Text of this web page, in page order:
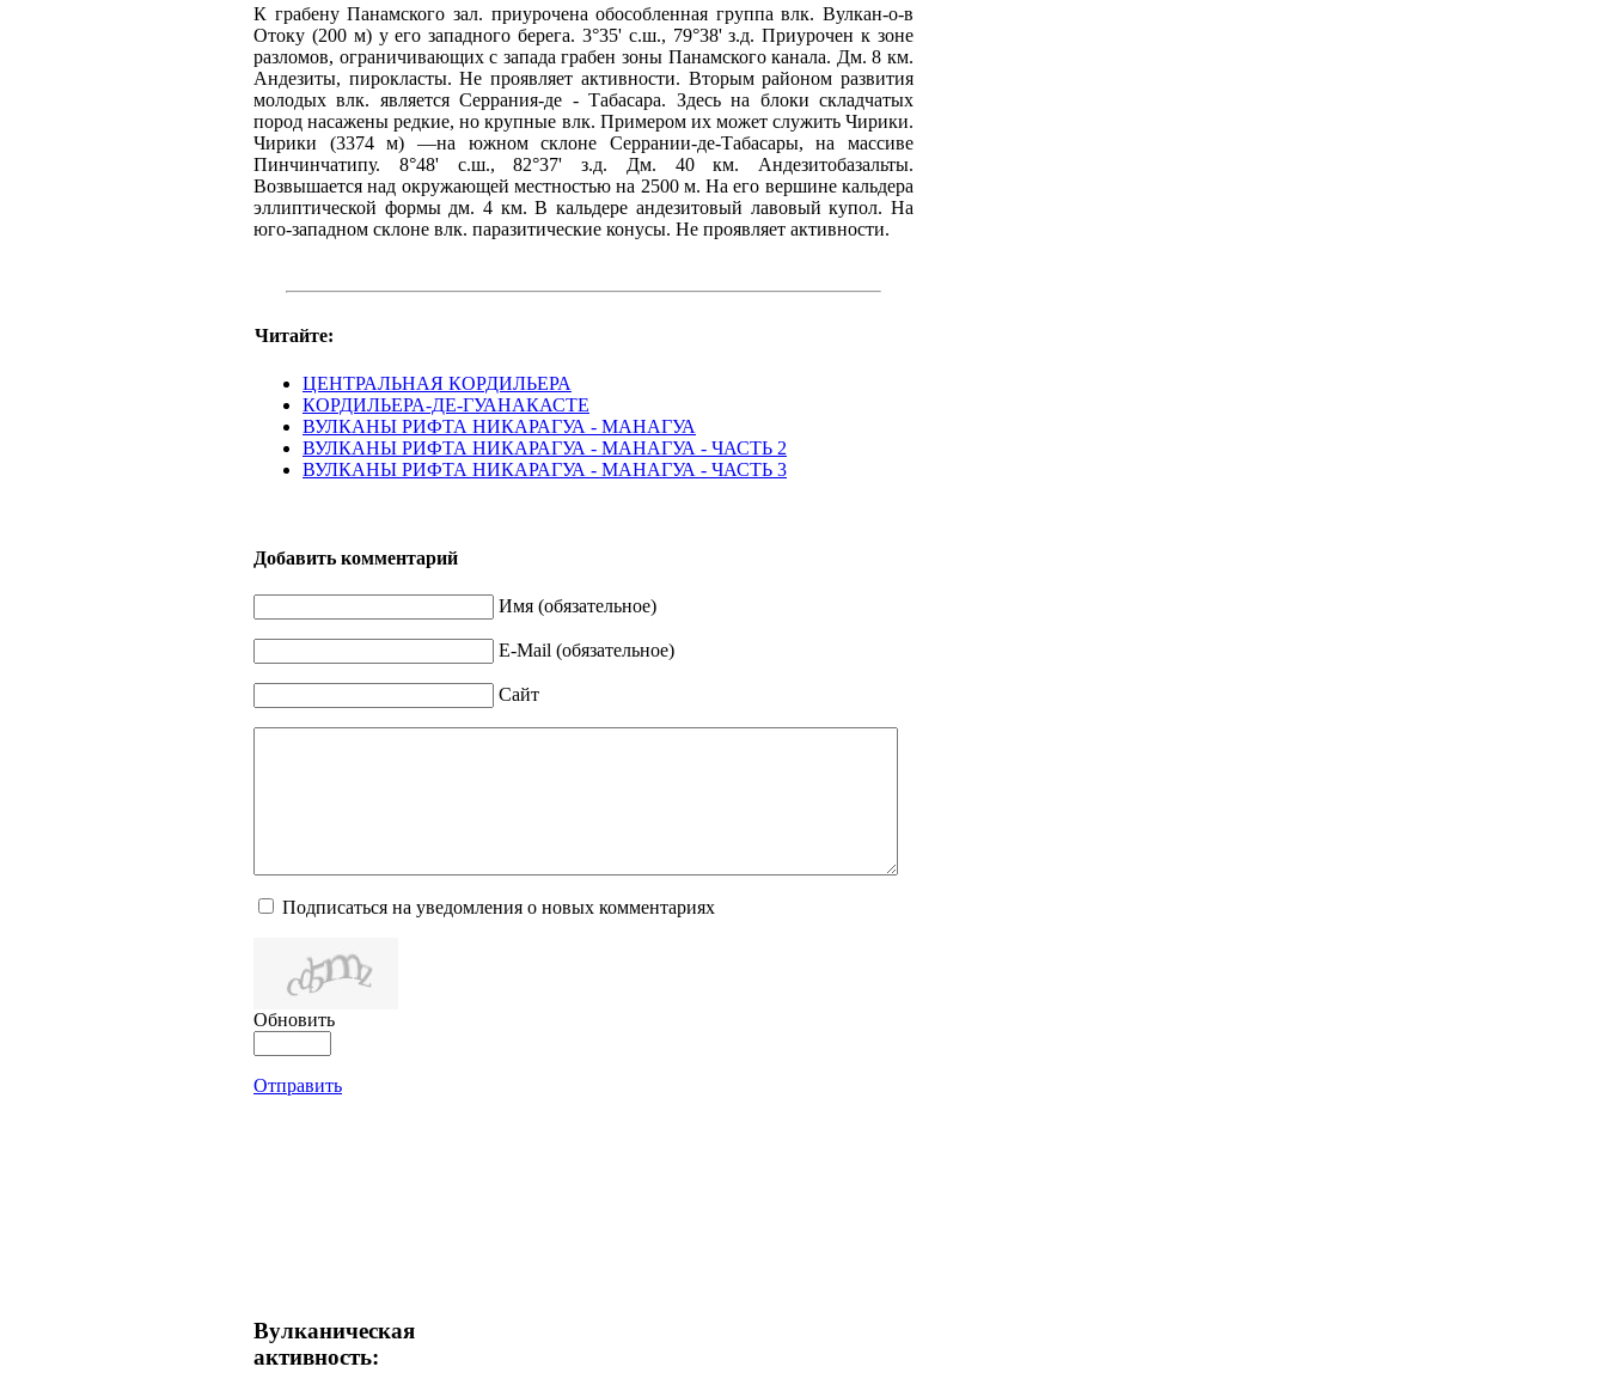
К грабену Панамского зал. приурочена обособленная группа влк. Вулкан-о-в
Отоку (200 м) у его западного берега. 3°35' с.ш., 79°38' з.д. Приурочен к зоне
разломов, ограничивающих с запада грабен зоны Панамского канала. Дм. 8 км.
Андезиты, пирокласты. Не проявляет активности. Вторым районом развития
молодых влк. является Серрания-де - Табасара. Здесь на блоки складчатых
пород насажены редкие, но крупные влк. Примером их может служить Чирики.
Чирики (3374 м) —на южном склоне Серрании-де-Табасары, на массиве
Пинчинчатипу. 8°48' с.ш., 82°37' з.д. Дм. 40 км. Андезитобазальты.
Возвышается над окружающей местностью на 2500 м. На его вершине кальдера
эллиптической формы дм. 4 км. В кальдере андезитовый лавовый купол. На
юго-западном склоне влк. паразитические конусы. Не проявляет активности.
Читайте:
ЦЕНТРАЛЬНАЯ КОРДИЛЬЕРА
КОРДИЛЬЕРА-ДЕ-ГУАНАКАСТЕ
ВУЛКАНЫ РИФТА НИКАРАГУА - МАНАГУА
ВУЛКАНЫ РИФТА НИКАРАГУА - МАНАГУА - ЧАСТЬ 2
ВУЛКАНЫ РИФТА НИКАРАГУА - МАНАГУА - ЧАСТЬ 3
Добавить комментарий
Имя (обязательное)
E-Mail (обязательное)
Сайт
Подписаться на уведомления о новых комментариях
Обновить
Отправить
Вулканическая
активность: